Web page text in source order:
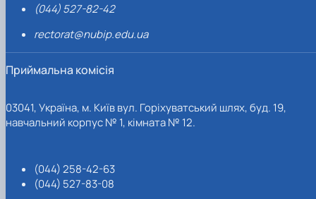
(044) 527-82-42
rectorat@nubip.edu.ua
Приймальна комісія
03041, Україна, м. Київ вул. Горіхуватський шлях, буд. 19,
навчальний корпус № 1, кімната № 12.
(044) 258-42-63
(044) 527-83-08